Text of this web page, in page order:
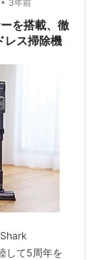
大2.5倍にア
3年前
を搭載、徹
レス掃除機
して5周年を